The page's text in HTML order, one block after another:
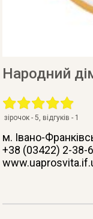
Народний
зірочок -5, відгуків - 1
м. Івано-
+38 (03422) 2-38-